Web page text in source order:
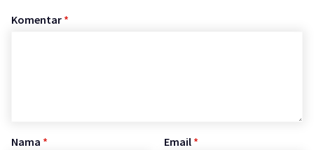
Komentar *
Nama * Email *